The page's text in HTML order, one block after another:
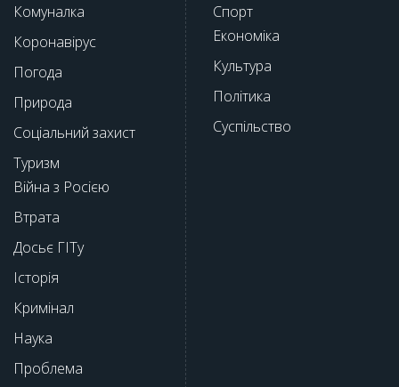
Комуналка
Коронавірус
Погода
Природа
Соціальний захист
Туризм
Війна з Росією
Втрата
Досьє ГІТу
Історія
Кримінал
Наука
Проблема
Спорт
Економіка
Культура
Політика
Суспільство